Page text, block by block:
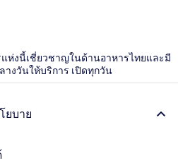
แห่งนี้เชี่ยวชาญในด้านอาหารไทยและมี
างวันให้บริการ เปิดทุกวัน
ยบาย